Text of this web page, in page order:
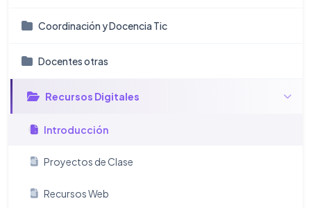
Coordinación y Docencia Tic
Docentes otras
Recursos Digitales
Introducción
Proyectos de Clase
Recursos Web